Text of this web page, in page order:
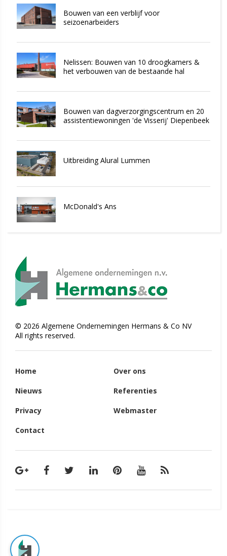
Bouwen van een verblijf voor
seizoenarbeiders
Nelissen: Bouwen van 10 droogkamers &
het verbouwen van de bestaande hal
Bouwen van dagverzorgingscentrum en 20
assistentiewoningen 'de Visserij' Diepenbeek
Uitbreiding Alural Lummen
McDonald's Ans
© 2026 Algemene Ondernemingen Hermans & Co NV
All rights reserved.
Home Over ons
Nieuws Referenties
Privacy Webmaster
Contact